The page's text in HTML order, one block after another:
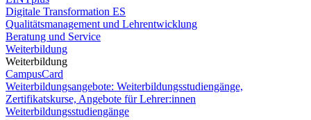
Digitale Transformation ES
Qualitätsmanagement und Lehrentwicklung
Beratung und Service
Weiterbildung
Weiterbildung
CampusCard
Weiterbildungsangebote: Weiterbildungsstudiengänge,
Zertifikatskurse, Angebote für Lehrer:innen
Weiterbildungsstudiengänge